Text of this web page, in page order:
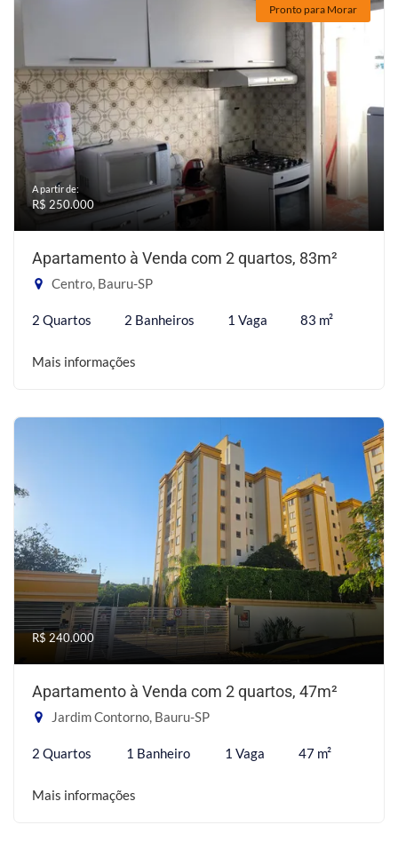
Pronto para Morar
A partir de:
R$ 250.000
Apartamento à Venda com 2 quartos, 83m²
Centro, Bauru-SP
2 Quartos 2 Banheiros 1 Vaga 83 m²
Mais informações
R$ 240.000
Apartamento à Venda com 2 quartos, 47m²
Jardim Contorno, Bauru-SP
2 Quartos 1 Banheiro 1 Vaga 47 m²
Mais informações